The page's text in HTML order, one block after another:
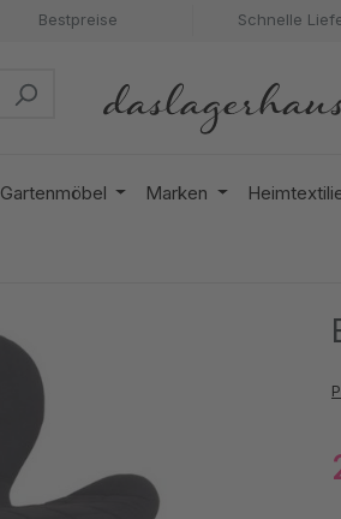
Bestpreise Schnelle
Gartenmöbel Marken